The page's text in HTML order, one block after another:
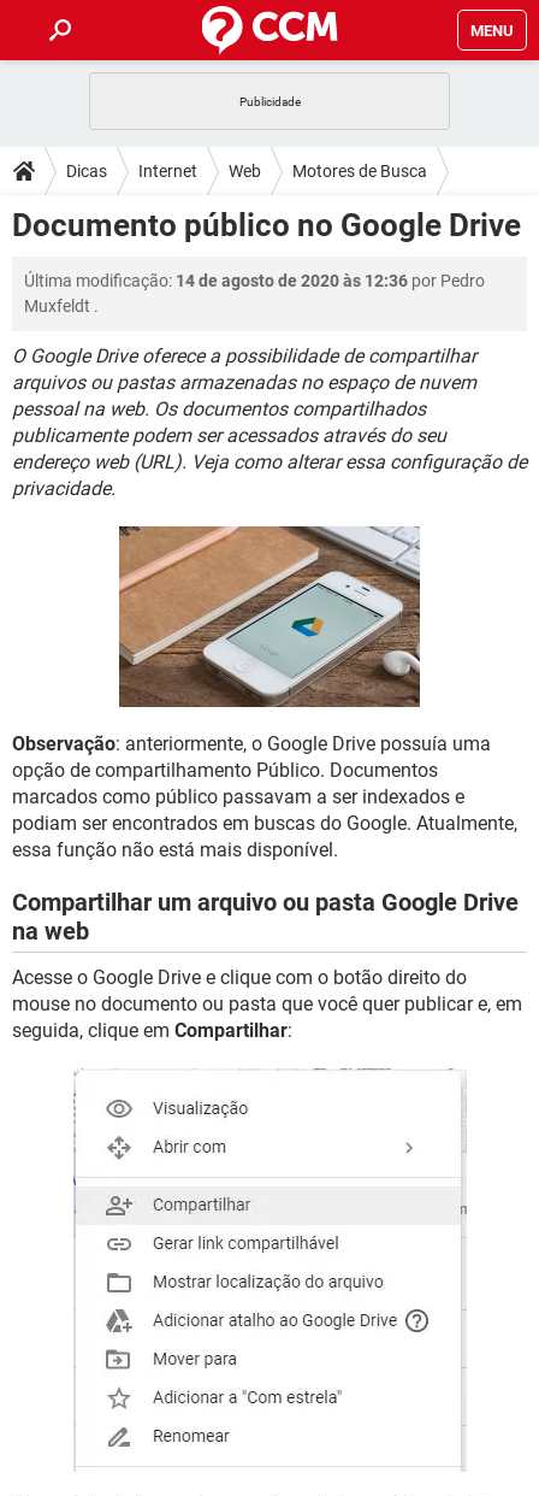
MENU
CELULAR FACEBOOK
OUTLOOK EXCEL
GUIA DE COMPRAS
DICAS
JOGOS
CELULAR FACEBOOK
OUTLOOK EXCEL
GUIA DE COMPRAS
DOWNLOADS
CELULAR
INSTAGRAM GMAIL
GUIA DE COMPRAS
FÓRUM
CELULAR FACEBOOK
OUTLOOK EXCEL
INSTAGRAM GMAIL
GUIA DE COMPRAS
JOGOS WHATSAPP
CELULAR FACEBOOK
OUTLOOK EXCEL
Dicas Internet Web Motores de Busca
Google
Documento público no Google Drive
Última modificação: 14 de agosto de 2020 às 12:36 por Pedro
Muxfeldt .
O Google Drive oferece a possibilidade de compartilhar
arquivos ou pastas armazenadas no espaço de nuvem
pessoal na web. Os documentos compartilhados
publicamente podem ser acessados através do seu
endereço web (URL). Veja como alterar essa configuração de
privacidade.
Observação: anteriormente, o Google Drive possuía uma
opção de compartilhamento Público. Documentos
marcados como público passavam a ser indexados e
podiam ser encontrados em buscas do Google. Atualmente,
essa função não está mais disponível.
Compartilhar um arquivo ou pasta Google Drive
na web
Acesse o Google Drive e clique com o botão direito do
mouse no documento ou pasta que você quer publicar e, em
seguida, clique em Compartilhar: